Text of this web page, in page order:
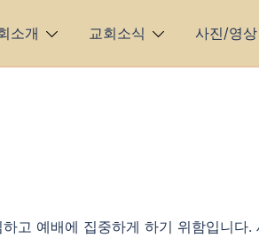
소개 교회소식 사진/영상
고 예배에 집중하게 하기 위함입니